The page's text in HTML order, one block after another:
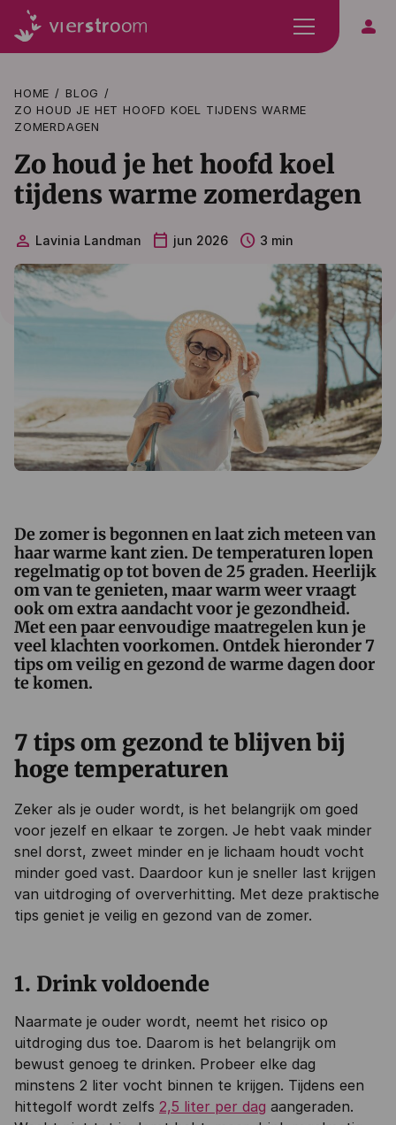
person
HOME
BLOG
ZO HOUD JE HET HOOFD KOEL TIJDENS WARME
ZOMERDAGEN
Zo houd je het hoofd koel
tijdens warme zomerdagen
person Lavinia Landman calendar_today jun 2026 schedule 3 min
De zomer is begonnen en laat zich meteen van
haar warme kant zien. De temperaturen lopen
regelmatig op tot boven de 25 graden. Heerlijk
om van te genieten, maar warm weer vraagt
ook om extra aandacht voor je gezondheid.
Met een paar eenvoudige maatregelen kun je
veel klachten voorkomen. Ontdek hieronder 7
tips om veilig en gezond de warme dagen door
te komen.
7 tips om gezond te blijven bij
hoge temperaturen
Zeker als je ouder wordt, is het belangrijk om goed
voor jezelf en elkaar te zorgen. Je hebt vaak minder
snel dorst, zweet minder en je lichaam houdt vocht
minder goed vast. Daardoor kun je sneller last krijgen
van uitdroging of oververhitting. Met deze praktische
tips geniet je veilig en gezond van de zomer.
1. Drink voldoende
Naarmate je ouder wordt, neemt het risico op
uitdroging dus toe. Daarom is het belangrijk om
bewust genoeg te drinken. Probeer elke dag
minstens 2 liter vocht binnen te krijgen. Tijdens een
hittegolf wordt zelfs 2,5 liter per dag aangeraden.